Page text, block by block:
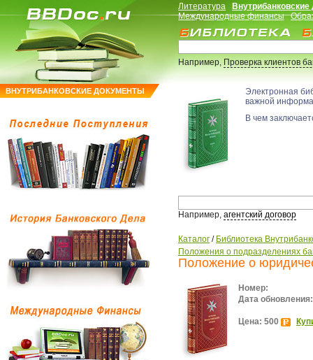
ВНУТРИБАНКОВСКИЕ ДОКУМЕНТЫ
Литература
Международные финансы
Например,Проверка клиентов
Электронная
важной
В чем
Например, агентский договор
Каталог / Библиотека
Положения о подразделениях
Положение о
Номер:
Дата обновления:
Цена: 500